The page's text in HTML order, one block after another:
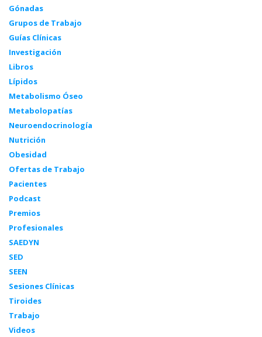
Gónadas
Grupos de Trabajo
Guías Clínicas
Investigación
Libros
Lípidos
Metabolismo Óseo
Metabolopatías
Neuroendocrinología
Nutrición
Obesidad
Ofertas de Trabajo
Pacientes
Podcast
Premios
Profesionales
SAEDYN
SED
SEEN
Sesiones Clínicas
Tiroides
Trabajo
Videos